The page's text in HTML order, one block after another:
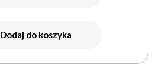
Dodaj do koszyka